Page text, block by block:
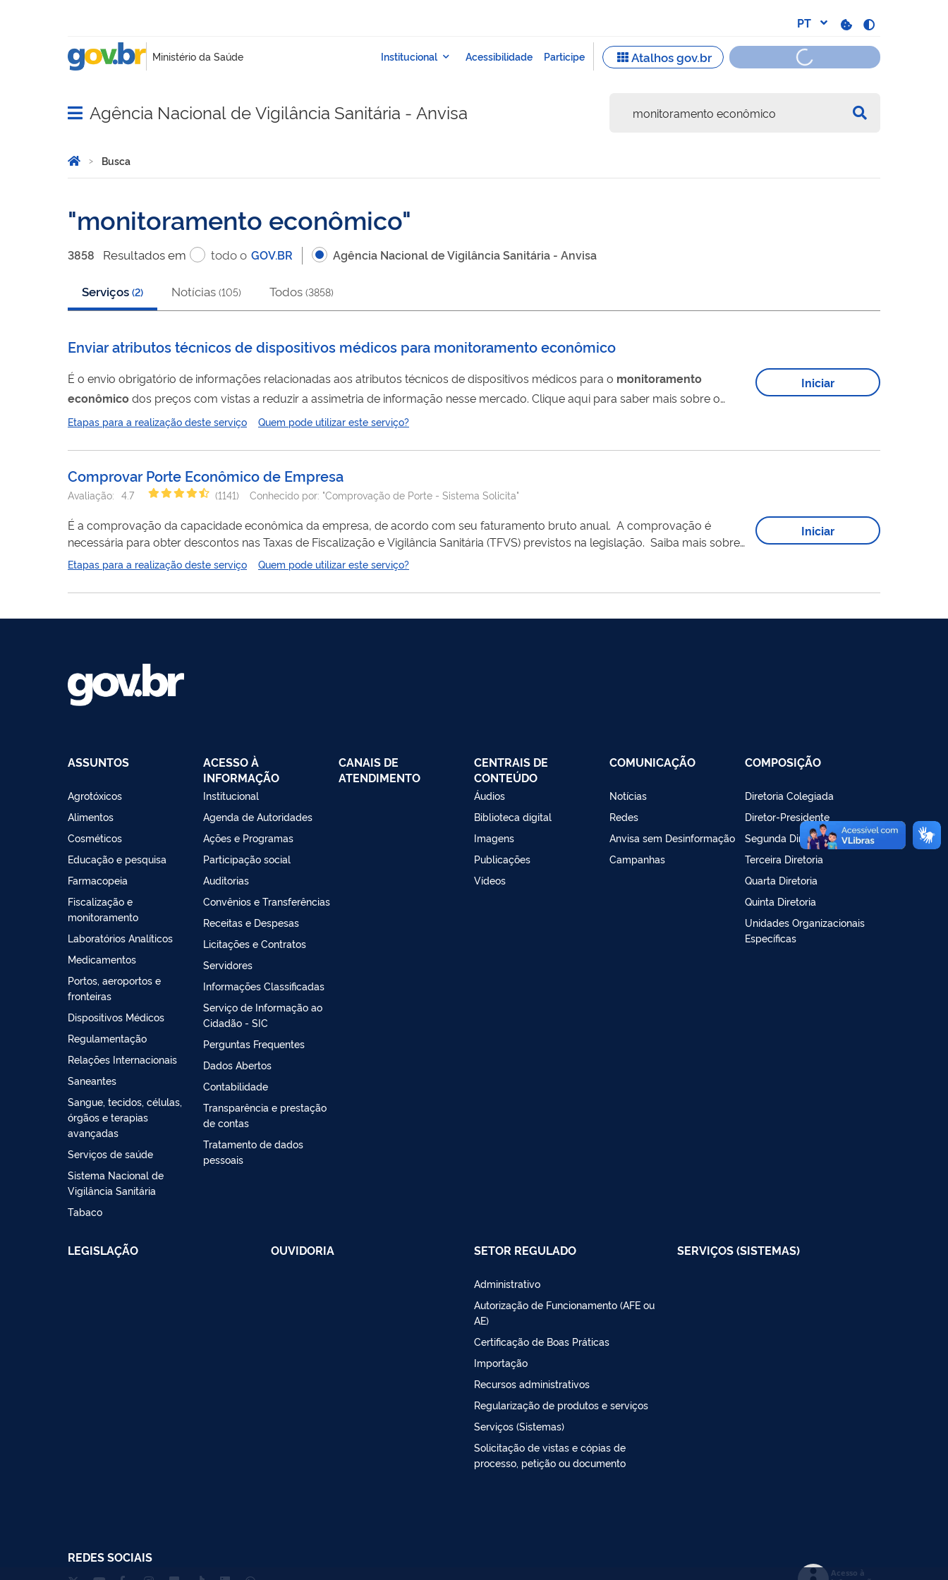
Abrir menu principal de navegação
Agência Nacional de Vigilância Sanitária - Anvisa
Você está aqui:
Página Inicial
Busca
monitoramento econômico
3858 Resultadosem todo o GOV.BR Agência Nacional de Vigilância Sanitária - Anvisa
Serviços (2) Notícias (105) Todos (3858)
Enviar atributos técnicos de dispositivos médicos para monitoramento econômico
É o envio obrigatório de informações relacionadas aos atributos técnicos de dispositivos médicos para o monitoramento
econômico
dos preços com vistas a reduzir a assimetria de informação nesse mercado. Clique aqui para saber mais sobre o
monitoramento econômico
de dispositivos médicos https://www.gov.br/anvisa/pt-br/assuntos/fiscalizacao-e-
Etapas para a realização deste serviço Quem pode utilizar este serviço?
Iniciar
Comprovar Porte Econômico de Empresa
Avaliação: 4.7 (1141) Conhecido por: "Comprovação de Porte - Sistema Solicita"
É a comprovação da capacidade econômica da empresa, de acordo com seu faturamento bruto anual. A comprovação é
necessária para obter descontos nas Taxas de Fiscalização e Vigilância Sanitária (TFVS) previstos na legislação. Saiba mais sobre
o porte de empresas .
Etapas para a realização deste serviço Quem pode utilizar este serviço?
Iniciar
ASSUNTOS
Agrotóxicos
Alimentos
Cosméticos
Educação e pesquisa
Farmacopeia
Fiscalização e
monitoramento
Laboratórios Analíticos
Medicamentos
Portos, aeroportos e
fronteiras
Dispositivos Médicos
Regulamentação
Relações Internacionais
Saneantes
Sangue, tecidos, células,
órgãos e terapias
avançadas
Serviços de saúde
Sistema Nacional de
Vigilância Sanitária
Tabaco
ACESSO À
INFORMAÇÃO
Institucional
Agenda de Autoridades
Ações e Programas
Participação social
Auditorias
Convênios e Transferências
Receitas e Despesas
Licitações e Contratos
Servidores
Informações Classificadas
Serviço de Informação ao
Cidadão - SIC
Perguntas Frequentes
Dados Abertos
Contabilidade
Transparência e prestação
de contas
Tratamento de dados
pessoais
CANAIS DE
ATENDIMENTO
CENTRAIS DE
CONTEÚDO
Áudios
Biblioteca digital
Imagens
Publicações
Vídeos
COMUNICAÇÃO
Notícias
Redes
Anvisa sem Desinformação
Campanhas
COMPOSIÇÃO
Diretoria Colegiada
Diretor-Presidente
Segunda Diretoria
Terceira Diretoria
Quarta Diretoria
Quinta Diretoria
Unidades Organizacionais
Específicas
LEGISLAÇÃO OUVIDORIA SETOR REGULADO
Administrativo
Autorização de Funcionamento (AFE ou
AE)
Certificação de Boas Práticas
Importação
Recursos administrativos
Regularização de produtos e serviços
Serviços (Sistemas)
Solicitação de vistas e cópias de
processo, petição ou documento
SERVIÇOS (SISTEMAS)
REDES SOCIAIS
Acesso à